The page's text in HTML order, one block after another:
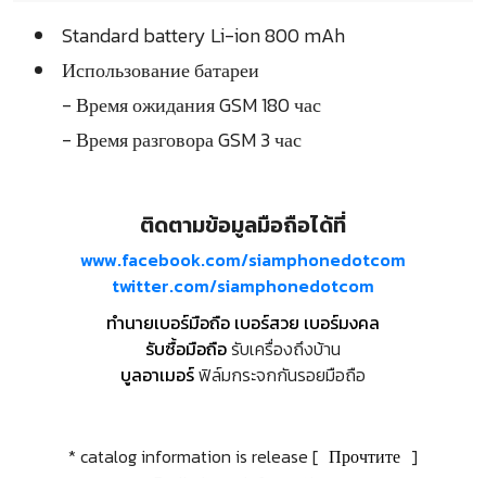
Standard battery Li-ion 800 mAh
Использование батареи
- Время ожидания GSM 180 час
- Время разговора GSM 3 час
ติดตามข้อมูลมือถือได้ที่
www.facebook.com/siamphonedotcom
twitter.com/siamphonedotcom
ทำนายเบอร์มือถือ เบอร์สวย เบอร์มงคล
รับซื้อมือถือรับเครื่องถึงบ้าน
บูลอาเมอร์ฟิล์มกระจกกันรอยมือถือ
* catalog information is release [ Прочтите ]